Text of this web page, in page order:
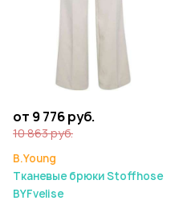
от 9 776 руб.
10 863 руб.
B.Young
Тканевые брюки Stoffhose
BYFvelise